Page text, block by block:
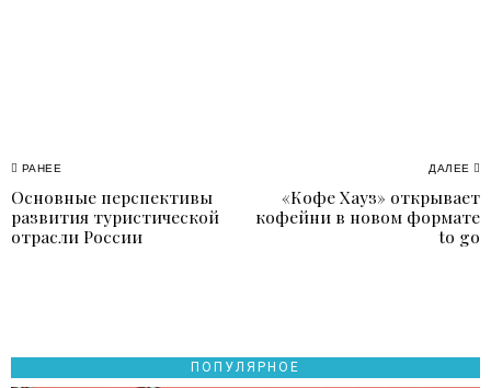
Навигация
по
записям
РАНЕЕ
Previous
post:
Основные перспективы
развития туристической
отрасли России
ДАЛЕЕ
«Кофе Хауз» открывает
кофейни в новом формате
to go
ПОПУЛЯРНОЕ